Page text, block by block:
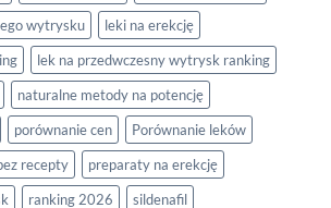
wytrysku
leki na erekcję
lek na przedwczesny wytrysk ranking
naturalne metody na potencję
porównanie cen
Porównanie leków
recepty
preparaty na erekcję
ranking 2026 sildenafil